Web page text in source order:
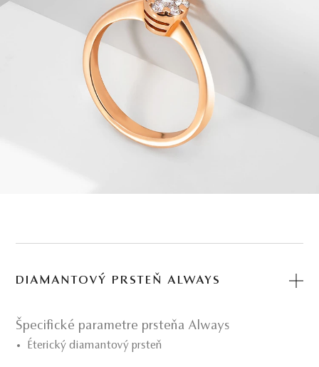
DIAMANTOVÝ PRSTEŇ ALWAYS
Špecifické parametre prsteňa Always
Éterický diamantový prsteň